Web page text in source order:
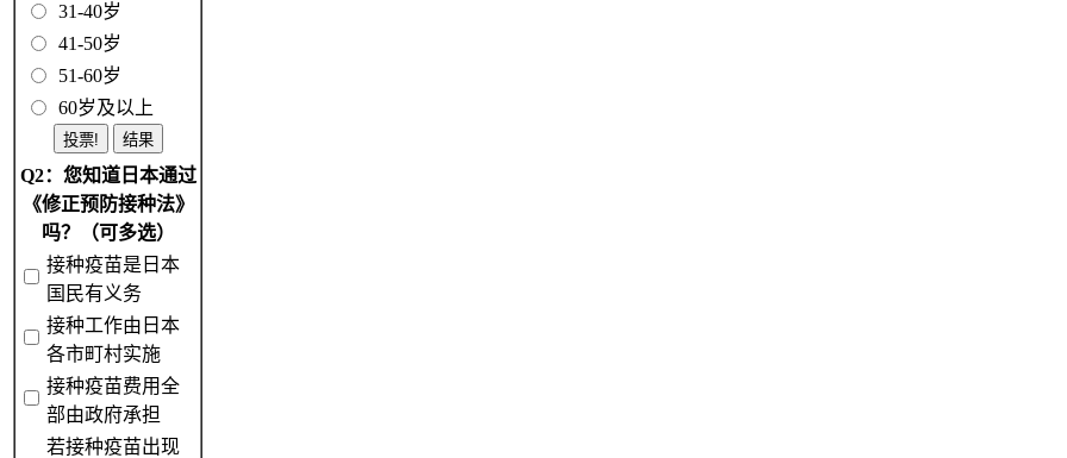
31-40岁
41-50岁
51-60岁
60岁及以上
Q2：您知道日本通过
《修正预防接种法》
吗？（可多选）
接种疫苗是日本
国民有义务
接种工作由日本
各市町村实施
接种疫苗费用全
部由政府承担
若接种疫苗出现